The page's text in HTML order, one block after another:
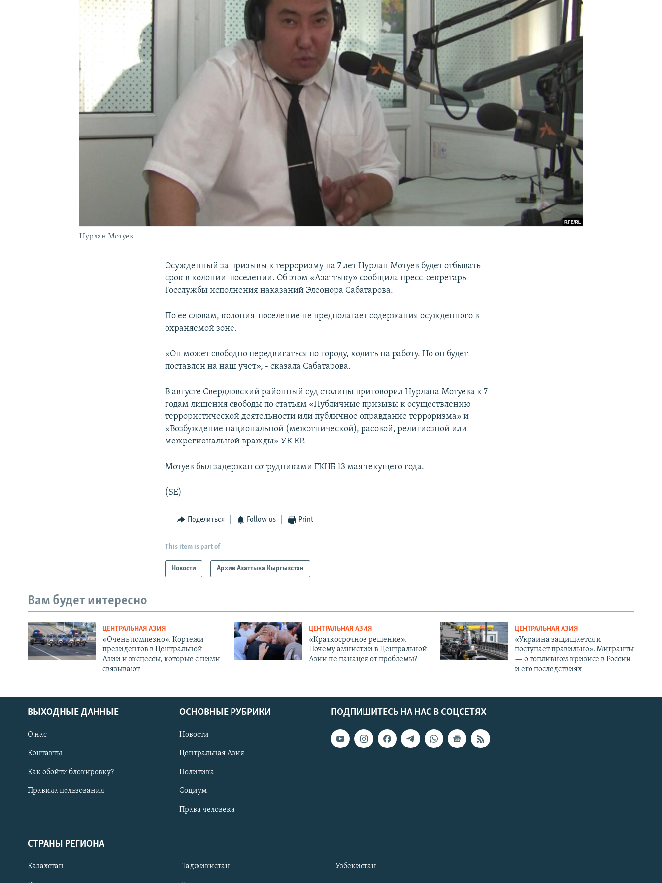
Нурлан Мотуев.
Осужденный за призывы к терроризму на 7 лет Нурлан Мотуев будет отбывать
срок в колонии-поселении. Об этом «Азаттыку» сообщила пресс-секретарь
Госслужбы исполнения наказаний Элеонора Сабатарова.
По ее словам, колония-поселение не предполагает содержания осужденного в
охраняемой зоне.
«Он может свободно передвигаться по городу, ходить на работу. Но он будет
поставлен на наш учет», - сказала Сабатарова.
В августе Свердловский районный суд столицы приговорил Нурлана Мотуева к 7
годам лишения свободы по статьям «Публичные призывы к осуществлению
террористической деятельности или публичное оправдание терроризма» и
«Возбуждение национальной (межэтнической), расовой, религиозной или
межрегиональной вражды» УК КР.
Мотуев был задержан сотрудниками ГКНБ 13 мая текущего года.
(SE)
Поделиться Follow us Print
This item is part of
Новости Архив Азаттыка Кыргызстан
Вам будет интересно
ЦЕНТРАЛЬНАЯ АЗИЯ
«Очень помпезно». Кортежи
президентов в Центральной
Азии и эксцессы, которые с ними
связывают
ЦЕНТРАЛЬНАЯ АЗИЯ
«Краткосрочное решение».
Почему амнистии в Центральной
Азии не панацея от проблемы?
ЦЕНТРАЛЬНАЯ АЗИЯ
«Украина защищается и
поступает правильно». Мигранты
— о топливном кризисе в России
и его последствиях
ПОДПИШИТЕСЬ НА НАС В СОЦСЕТЯХ
ВЫХОДНЫЕ ДАННЫЕ
О нас
Контакты
Как обойти блокировку?
Правила пользования
ОСНОВНЫЕ РУБРИКИ
Новости
Центральная Азия
Политика
Социум
Права человека
СТРАНЫ РЕГИОНА
Казахстан Таджикистан Узбекистан